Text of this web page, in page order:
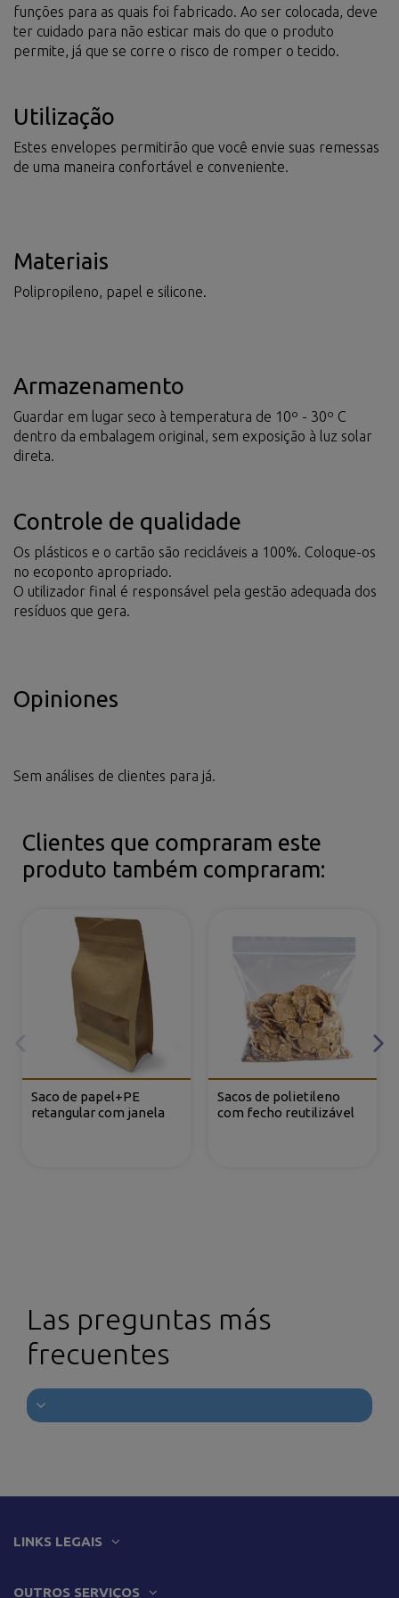
funções para as quais foi fabricado. Ao ser colocada, deve
ter cuidado para não esticar mais do que o produto
permite, já que se corre o risco de romper o tecido.
Utilização
Estes envelopes permitirão que você envie suas remessas
de uma maneira confortável e conveniente.
Materiais
Polipropileno, papel e silicone.
Armazenamento
Guardar em lugar seco à temperatura de 10º - 30º C
dentro da embalagem original, sem exposição à luz solar
direta.
Controle de qualidade
Os plásticos e o cartão são recicláveis a 100%. Coloque-os
no ecoponto apropriado.
O utilizador final é responsável pela gestão adequada dos
resíduos que gera.
Opiniones
Sem análises de clientes para já.
Clientes que compraram este
produto também compraram:
Saco de papel+PE
retangular com janela
Sacos de polietileno
com fecho reutilizável
Las preguntas más
frecuentes
LINKS LEGAIS
OUTROS SERVIÇOS